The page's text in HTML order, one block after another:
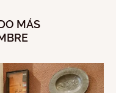
MÁS